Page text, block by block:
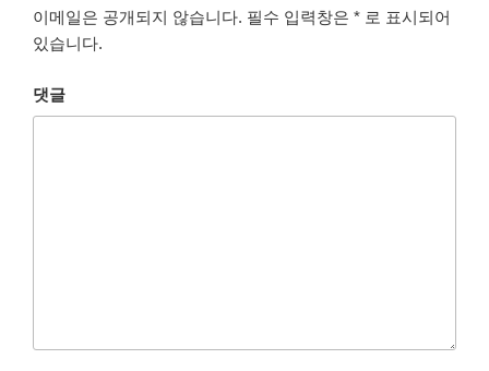
이메일은 공개되지 않습니다. 필수 입력창은 * 로 표시되어
있습니다.
댓글